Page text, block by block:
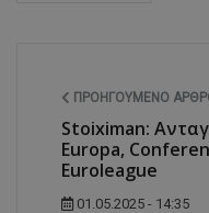
ΠΡΟΗΓΟΎΜΕΝΟ
Stoiximan:
Europa,
Euroleague
01.05.2025 - 14:35